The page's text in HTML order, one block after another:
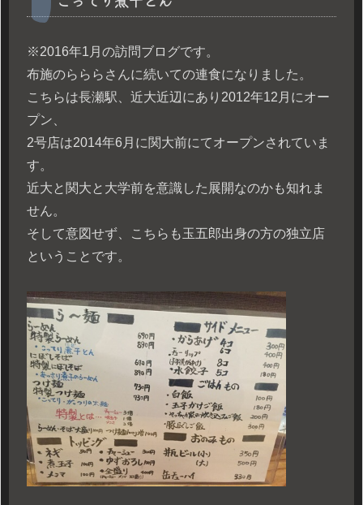
※2016年1月の訪問ブログです。
布施のらららさんに続いての連食になりました。
こちらは長瀬駅、近大近辺にあり2012年12月にオー
プン、
2号店は2014年6月に関大前にてオープンされていま
す。
近大と関大と大学前を意識した展開なのかも知れま
せん。
そして意図せず、こちらも玉五郎出身の方の独立店
ということです。